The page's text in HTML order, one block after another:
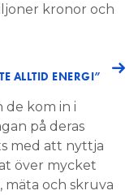
kronor och
ALLTID ENERGI”
de kom in i
på deras
med att nyttja
över mycket
mäta och skruva